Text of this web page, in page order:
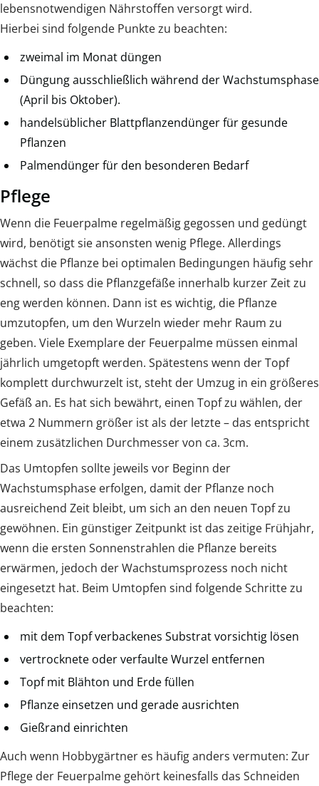
lebensnotwendigen Nährstoffen versorgt wird.
Hierbei sind folgende Punkte zu beachten:
zweimal im Monat düngen
Düngung ausschließlich während der Wachstumsphase
(April bis Oktober).
handelsüblicher Blattpflanzendünger für gesunde
Pflanzen
Palmendünger für den besonderen Bedarf
Pflege
Wenn die Feuerpalme regelmäßig gegossen und gedüngt
wird, benötigt sie ansonsten wenig Pflege. Allerdings
wächst die Pflanze bei optimalen Bedingungen häufig sehr
schnell, so dass die Pflanzgefäße innerhalb kurzer Zeit zu
eng werden können. Dann ist es wichtig, die Pflanze
umzutopfen, um den Wurzeln wieder mehr Raum zu
geben. Viele Exemplare der Feuerpalme müssen einmal
jährlich umgetopft werden. Spätestens wenn der Topf
komplett durchwurzelt ist, steht der Umzug in ein größeres
Gefäß an. Es hat sich bewährt, einen Topf zu wählen, der
etwa 2 Nummern größer ist als der letzte – das entspricht
einem zusätzlichen Durchmesser von ca. 3cm.
Das Umtopfen sollte jeweils vor Beginn der
Wachstumsphase erfolgen, damit der Pflanze noch
ausreichend Zeit bleibt, um sich an den neuen Topf zu
gewöhnen. Ein günstiger Zeitpunkt ist das zeitige Frühjahr,
wenn die ersten Sonnenstrahlen die Pflanze bereits
erwärmen, jedoch der Wachstumsprozess noch nicht
eingesetzt hat. Beim Umtopfen sind folgende Schritte zu
beachten:
mit dem Topf verbackenes Substrat vorsichtig lösen
vertrocknete oder verfaulte Wurzel entfernen
Topf mit Blähton und Erde füllen
Pflanze einsetzen und gerade ausrichten
Gießrand einrichten
Auch wenn Hobbygärtner es häufig anders vermuten: Zur
Pflege der Feuerpalme gehört keinesfalls das Schneiden